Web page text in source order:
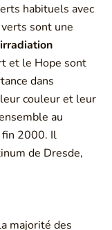
habituels avec
sont une
irradiation
et le Hope sont
dans
couleur et leur
au
2000. Il
de Dresde,
majorité des